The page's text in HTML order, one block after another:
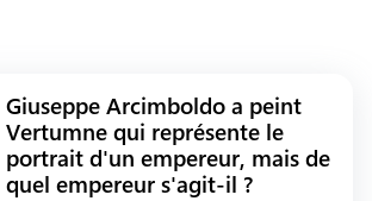
Giuseppe Arcimboldo a peint
Vertumne qui représente le
portrait d'un empereur, mais de
quel empereur s'agit-il ?